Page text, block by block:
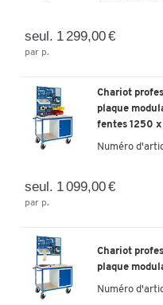
seul. 1 299,00 €
par p.
Chariot
plaque
fentes 1250
Numéro
seul. 1 099,00 €
par p.
Chariot
plaque
Numéro